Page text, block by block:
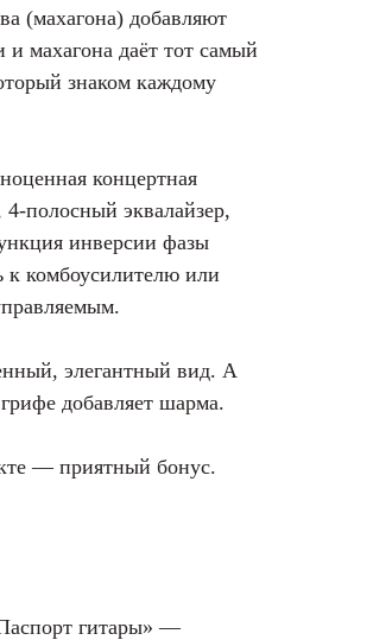
(махагона) добавляют
и махагона даёт тот самый
знаком каждому
концертная
полосный эквалайзер,
инверсии фазы
к комбоусилителю или
элегантный вид. А
добавляет шарма.
— приятный бонус.
гитары» —